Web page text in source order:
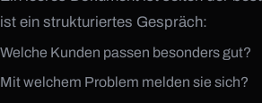
ist ein strukturiertes Gespräch:
Welche Kunden passen besonders gut?
Mit welchem Problem melden sie sich?